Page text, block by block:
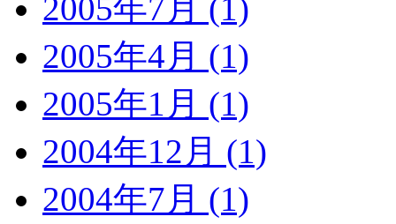
2005年7月 (1)
2005年4月 (1)
2005年1月 (1)
2004年12月 (1)
2004年7月 (1)